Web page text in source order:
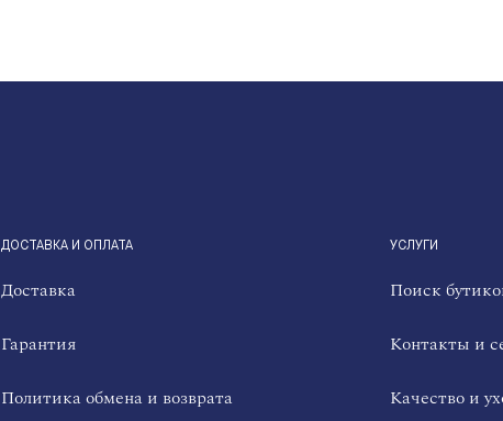
ДОСТАВКА И ОПЛАТА
Доставка
Гарантия
Политика обмена и возврата
УСЛУГИ
Поиск
Контакты и
Качество и